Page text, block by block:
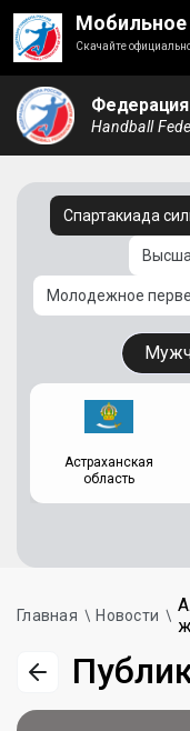
Скачайте
Handball
Спартакиада
Молодежное
Астраханская
область
Главная Новости